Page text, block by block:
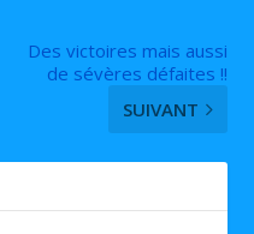
Des victoires mais aussi
de sévères défaites !!
SUIVANT